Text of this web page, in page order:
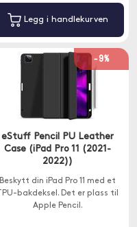
Legg i handlekurven
-9%
eStuff Pencil PU Leather
Case (iPad Pro 11 (2021-
2022))
Beskytt din iPad Pro 11 med et
TPU-bakdeksel. Det er plass til
Apple Pencil.